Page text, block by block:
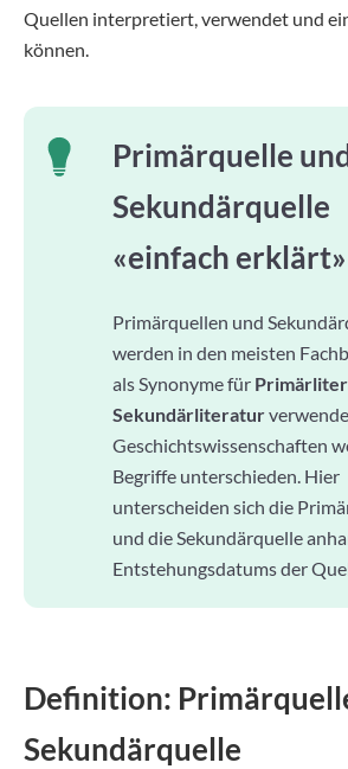
Quellen interpretiert, verwendet und
können.
Primärquelle
Sekundärquelle
«einfach erklärt»
Primärquellen und
werden in den meisten
als Synonyme für
Sekundärliteratur
Geschichtswissenschaften
Begriffe unterschieden. Hier
unterscheiden sich die
und die Sekundärquelle
Entstehungsdatums der
Definition:
Sekundärquelle